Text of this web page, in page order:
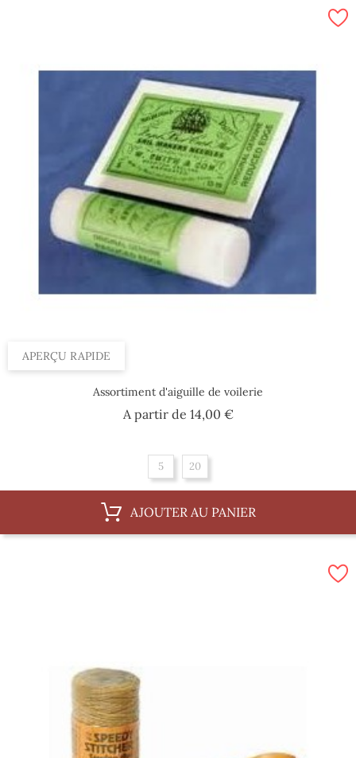
APERÇU RAPIDE
Assortiment d'aiguille de voilerie
A partir de 14,00 €Prix
5 20
AJOUTER AU PANIER